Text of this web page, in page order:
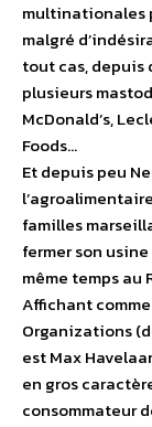
multinationales
malgré
tout cas, depuis
plusieurs
McDonald’s,
Foods…
Et depuis peu
familles
fermer son
même temps
Affichant
Organizations
est Max
en gros
consommateur